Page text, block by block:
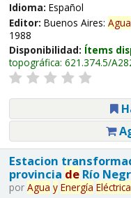
Idioma: Español
Editor: Buenos Aires: Agua
1988
Disponibilidad: Ítems
topográfica: 621.374.5/
Estacion
provincia deRío
por Agua y Energía